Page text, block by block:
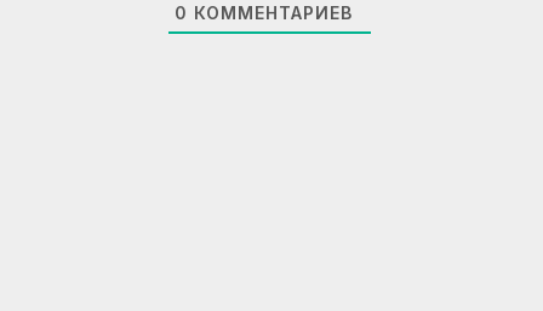
0 КОММЕНТАРИЕВ